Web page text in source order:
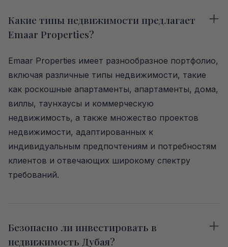
Какие типы недвижимости предлагает
Emaar Properties?
Emaar Properties имеет разнообразное портфолио,
включая различные типы недвижимости, такие
как роскошные апартаменты, апартаменты, дома,
виллы, таунхаусы и коммерческую
недвижимость, а также множество проектов
недвижимости, адаптированных к
индивидуальным предпочтениям и потребностям
клиентов и отвечающих широкому спектру
требований.
Безопасно ли инвестировать в
недвижимость Дубая?